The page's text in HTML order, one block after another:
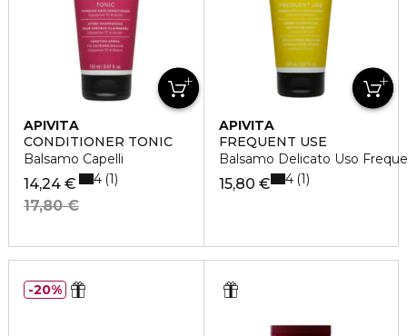
APIVITA
CONDITIONER TONIC
Balsamo Capelli
14,24 €
17,80 €
4 1
APIVITA
FREQUENT USE
Balsamo Delicato Uso
15,80 € 4 1
20%